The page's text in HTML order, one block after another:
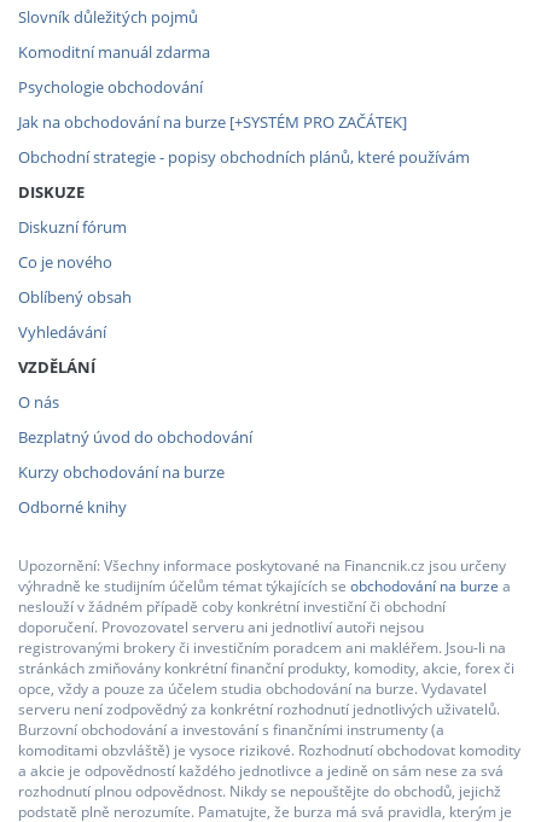
Slovník důležitých pojmů
Komoditní manuál zdarma
Psychologie obchodování
Jak na obchodování na burze [+SYSTÉM PRO ZAČÁTEK]
Obchodní strategie - popisy obchodních plánů, které používám
DISKUZE
Diskuzní fórum
Co je nového
Oblíbený obsah
Vyhledávání
VZDĚLÁNÍ
O nás
Bezplatný úvod do obchodování
Kurzy obchodování na burze
Odborné knihy
Upozornění: Všechny informace poskytované na Financnik.cz jsou určeny
výhradně ke studijním účelům témat týkajících se obchodování na burze a
neslouží v žádném případě coby konkrétní investiční či obchodní
doporučení. Provozovatel serveru ani jednotliví autoři nejsou
registrovanými brokery či investičním poradcem ani makléřem. Jsou-li na
stránkách zmiňovány konkrétní finanční produkty, komodity, akcie, forex či
opce, vždy a pouze za účelem studia obchodování na burze. Vydavatel
serveru není zodpovědný za konkrétní rozhodnutí jednotlivých uživatelů.
Burzovní obchodování a investování s finančními instrumenty (a
komoditami obzvláště) je vysoce rizikové. Rozhodnutí obchodovat komodity
a akcie je odpovědností každého jednotlivce a jedině on sám nese za svá
rozhodnutí plnou odpovědnost. Nikdy se nepouštějte do obchodů, jejichž
podstatě plně nerozumíte. Pamatujte, že burza má svá pravidla, kterým je